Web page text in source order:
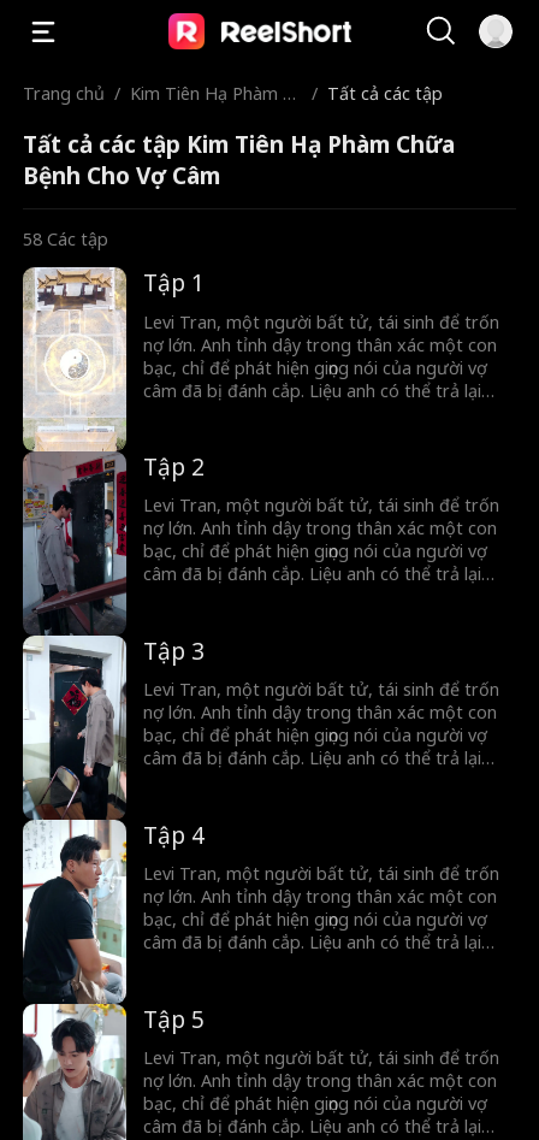
Trang chủ / Kim Tiên Hạ Phàm C
m
/ Tất cả các tập
Tất cả các tập Kim Tiên Hạ Phàm Chữa
Bệnh Cho Vợ Câm
58 Các tập
Tập 1
Levi Tran, một người bất tử, tái sinh để trốn
nợ lớn. Anh tỉnh dậy trong thân xác một con
bạc, chỉ để phát hiện giọng nói của người vợ
câm đã bị đánh cắp. Liệu anh có thể trả lại
Tập 2
Levi Tran, một người bất tử, tái sinh để trốn
nợ lớn. Anh tỉnh dậy trong thân xác một con
bạc, chỉ để phát hiện giọng nói của người vợ
câm đã bị đánh cắp. Liệu anh có thể trả lại
Tập 3
Levi Tran, một người bất tử, tái sinh để trốn
nợ lớn. Anh tỉnh dậy trong thân xác một con
bạc, chỉ để phát hiện giọng nói của người vợ
câm đã bị đánh cắp. Liệu anh có thể trả lại
Tập 4
Levi Tran, một người bất tử, tái sinh để trốn
nợ lớn. Anh tỉnh dậy trong thân xác một con
bạc, chỉ để phát hiện giọng nói của người vợ
câm đã bị đánh cắp. Liệu anh có thể trả lại
Tập 5
Levi Tran, một người bất tử, tái sinh để trốn
nợ lớn. Anh tỉnh dậy trong thân xác một con
bạc, chỉ để phát hiện giọng nói của người vợ
câm đã bị đánh cắp. Liệu anh có thể trả lại